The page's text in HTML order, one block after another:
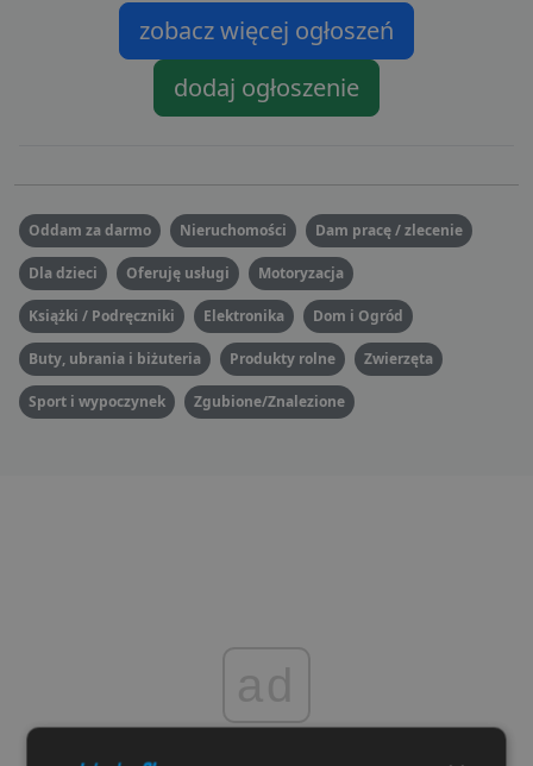
zobacz więcej ogłoszeń
dodaj ogłoszenie
Oddam za darmo Nieruchomości Dam pracę / zlecenie
Dla dzieci Oferuję usługi Motoryzacja
Książki / Podręczniki Elektronika Dom i Ogród
Buty, ubrania i biżuteria Produkty rolne Zwierzęta
Sport i wypoczynek Zgubione/Znalezione